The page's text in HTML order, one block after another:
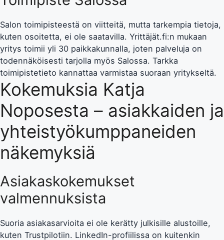
Salon toimipisteestä on viitteitä, mutta tarkempia tietoja,
kuten osoitetta, ei ole saatavilla. Yrittäjät.fi:n mukaan
yritys toimii yli 30 paikkakunnalla, joten palveluja on
todennäköisesti tarjolla myös Salossa. Tarkka
toimipistetieto kannattaa varmistaa suoraan yritykseltä.
Kokemuksia Katja
Noposesta – asiakkaiden ja
yhteistyökumppaneiden
näkemyksiä
Asiakaskokemukset
valmennuksista
Suoria asiakasarvioita ei ole kerätty julkisille alustoille,
kuten Trustpilotiin. LinkedIn-profiilissa on kuitenkin